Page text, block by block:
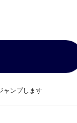
ャンプします